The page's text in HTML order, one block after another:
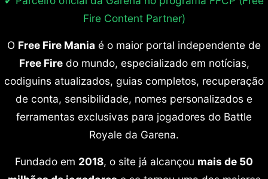
Fire Content Partner)
O Free Fire Mania é o maior portal independente de
Free Firedo mundo, especializado em notícias,
codiguins atualizados, guias completos, recuperação
de conta, sensibilidade, nomes personalizados e
ferramentas exclusivas para jogadores do Battle
Royale da Garena.
Fundado em 2018, o site já alcançou mais de 50